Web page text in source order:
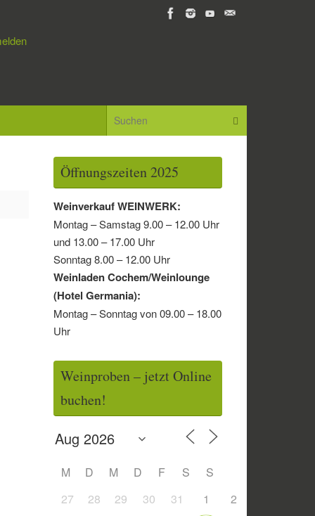
Suchen
Öffnungszeiten 2025
Weinverkauf WEINWERK:
Montag – Samstag 9.00 – 12.00 Uhr
und 13.00 – 17.00 Uhr
Sonntag 8.00 – 12.00 Uhr
Weinladen Cochem/Weinlounge
(Hotel Germania):
Montag – Sonntag von 09.00 – 18.00
Uhr
Weinproben – jetzt Online
buchen!
M D M D F S
S
27
28 29 30 31 1
2